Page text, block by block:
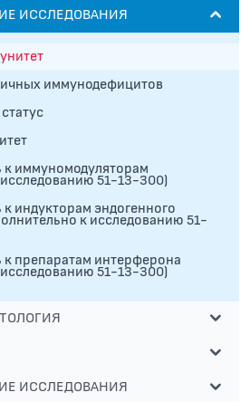
ИССЛЕДОВАНИЯ
иммунодефицитов
к иммуномодуляторам
51-13-300)
к индукторам эндогенного
к исследованию 51-
к препаратам интерферона
51-13-300)
ИССЛЕДОВАНИЯ